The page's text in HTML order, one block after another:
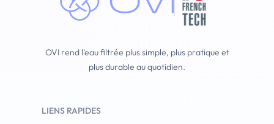
OVI rend l’eau filtrée plus simple, plus pratique et
plus durable au quotidien.
LIENS RAPIDES